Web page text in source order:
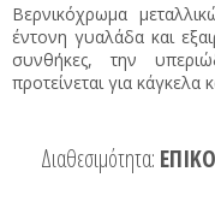
Βερνικόχρωμα
έντονη γυαλάδα και
συνθήκες, την
προτείνεται για κάγκελα
Διαθεσιμότητα: